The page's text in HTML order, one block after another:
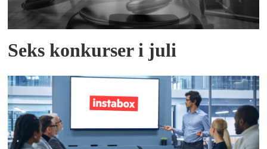
Seks konkurser i juli